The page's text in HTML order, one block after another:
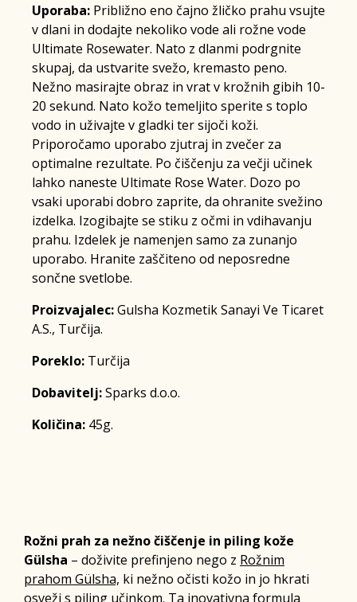
Uporaba: Približno eno čajno žličko prahu vsujte
v dlani in dodajte nekoliko vode ali rožne vode
Ultimate Rosewater. Nato z dlanmi podrgnite
skupaj, da ustvarite svežo, kremasto peno.
Nežno masirajte obraz in vrat v krožnih gibih 10-
20 sekund. Nato kožo temeljito sperite s toplo
vodo in uživajte v gladki ter sijoči koži.
Priporočamo uporabo zjutraj in zvečer za
optimalne rezultate. Po čiščenju za večji učinek
lahko naneste Ultimate Rose Water. Dozo po
vsaki uporabi dobro zaprite, da ohranite svežino
izdelka. Izogibajte se stiku z očmi in vdihavanju
prahu. Izdelek je namenjen samo za zunanjo
uporabo. Hranite zaščiteno od neposredne
sončne svetlobe.
Proizvajalec:Gulsha Kozmetik Sanayi Ve Ticaret
A.S., Turčija.
Poreklo: Turčija
Dobavitelj:Sparks d.o.o.
Količina: 45g.
Rožni prah za nežno čiščenje in piling kože
Gülsha – doživite prefinjeno nego z Rožnim
prahom Gülsha, ki nežno očisti kožo in jo hkrati
osveži s piling učinkom. Ta inovativna formula